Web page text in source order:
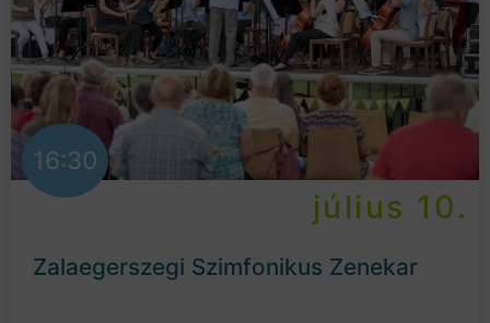
16:30
július 10.
Zalaegerszegi Szimfonikus Zenekar